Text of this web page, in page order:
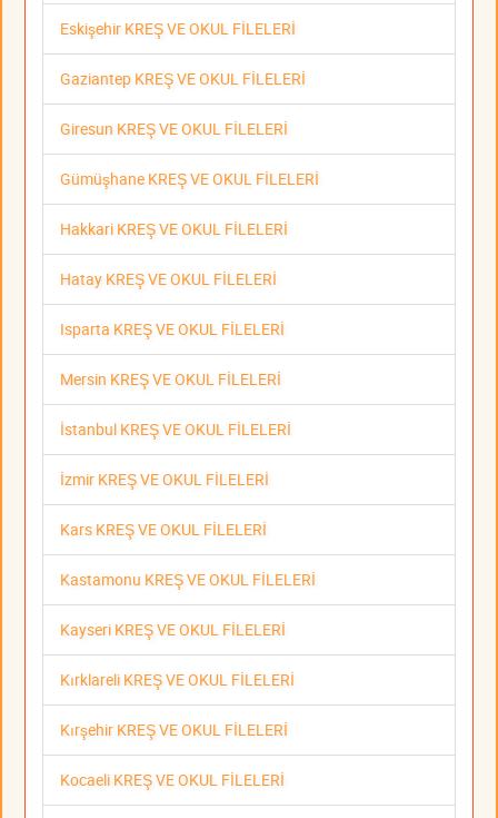
Eskişehir KREŞ VE OKUL FİLELERİ
Gaziantep KREŞ VE OKUL FİLELERİ
Giresun KREŞ VE OKUL FİLELERİ
Gümüşhane KREŞ VE OKUL FİLELERİ
Hakkari KREŞ VE OKUL FİLELERİ
Hatay KREŞ VE OKUL FİLELERİ
Isparta KREŞ VE OKUL FİLELERİ
Mersin KREŞ VE OKUL FİLELERİ
İstanbul KREŞ VE OKUL FİLELERİ
İzmir KREŞ VE OKUL FİLELERİ
Kars KREŞ VE OKUL FİLELERİ
Kastamonu KREŞ VE OKUL FİLELERİ
Kayseri KREŞ VE OKUL FİLELERİ
Kırklareli KREŞ VE OKUL FİLELERİ
Kırşehir KREŞ VE OKUL FİLELERİ
Kocaeli KREŞ VE OKUL FİLELERİ